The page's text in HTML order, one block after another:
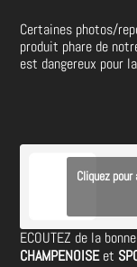
Certaines photos/
produit phare de
est dangereux pour
Cliquez
ECOUTEZ de la
CHAMPENOISEet